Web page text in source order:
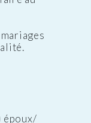
époux/